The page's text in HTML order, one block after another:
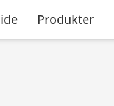
Produkter